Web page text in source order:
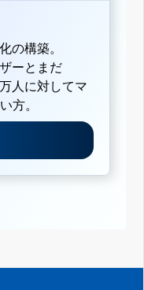
の構築。
ーとまだ
人に対してマ
方。